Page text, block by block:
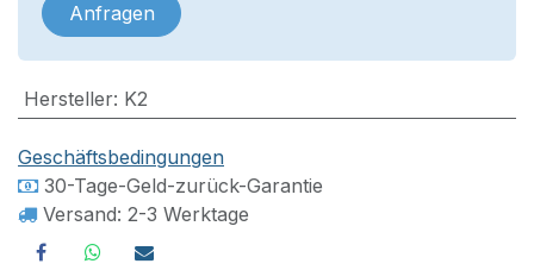
Anfragen
Hersteller: K2
Geschäftsbedingungen
30-Tage-Geld-zurück-Garantie
Versand: 2-3 Werktage